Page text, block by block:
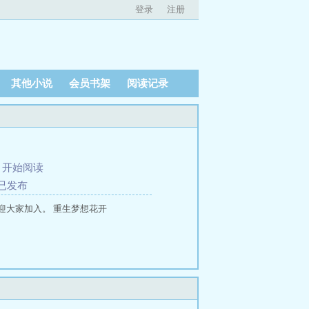
登录 注册
其他小说 会员书架 阅读记录
开始阅读
发布
家加入。 重生梦想花开